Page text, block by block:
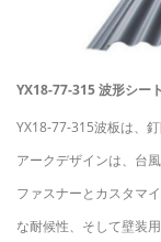
YX18-77-315 波形シート
YX18-77-315波板は、
アークデザインは、台
ファスナーとカスタマ
な耐候性、そして壁装